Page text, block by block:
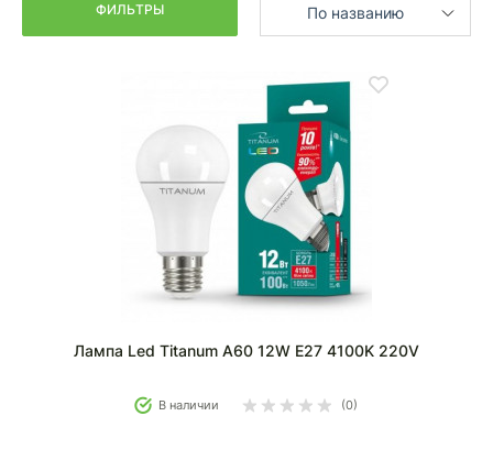
ФИЛЬТРЫ По названию
Лампа Led Titanum A60 12W E27 4100K 220V
В наличии (0)